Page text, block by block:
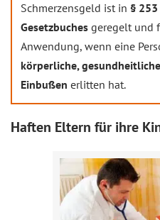
Schmerzensgeld ist in §
Gesetzbuches geregelt und
Anwendung, wenn eine
körperliche,
Einbußen erlitten hat.
Haften Eltern für ihre